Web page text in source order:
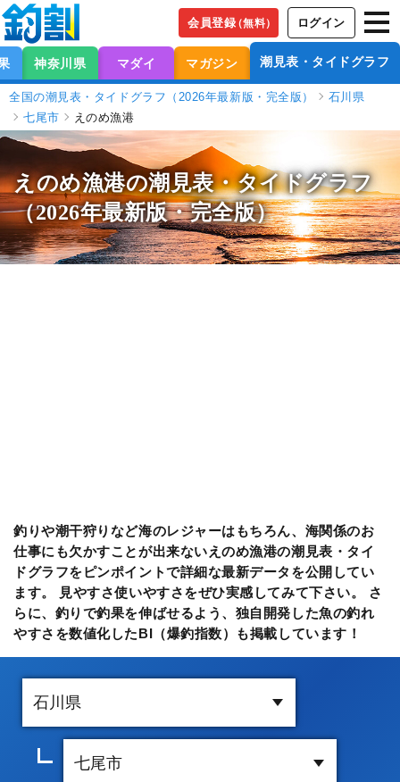
会員登録（無料） ログイン
神奈川県 マダイ マガジン 潮見表・タイドグラフ
全国の潮見表・タイドグラフ（2026年最新版・完全版）
石川県
七尾市
えのめ漁港
えのめ漁港の潮見表・タイドグラフ
（2026年最新版・完全版）
釣りや潮干狩りなど海のレジャーはもちろん、海関係のお
仕事にも欠かすことが出来ないえのめ漁港の潮見表・タイ
ドグラフをピンポイントで詳細な最新データを公開してい
ます。 見やすさ使いやすさをぜひ実感してみて下さい。 さ
らに、釣りで釣果を伸ばせるよう、独自開発した魚の釣れ
やすさを数値化したBI（爆釣指数）も掲載しています！